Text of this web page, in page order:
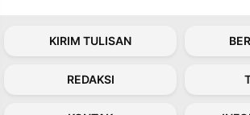
KIRIM TULISAN
REDAKSI